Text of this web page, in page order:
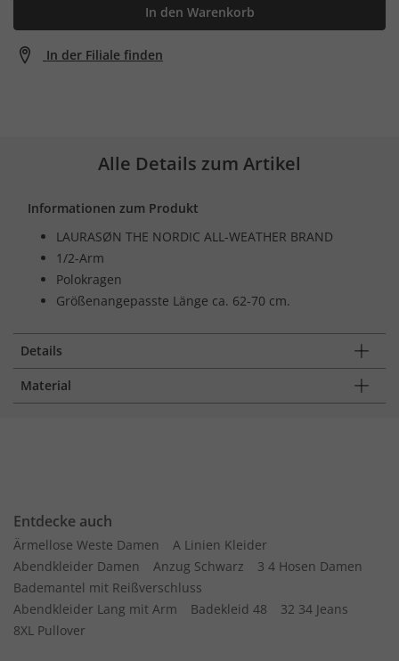
In den Warenkorb
In der Filiale finden
Alle Details zum Artikel
Informationen zum Produkt
LAURASØN THE NORDIC ALL-WEATHER BRAND
1/2-Arm
Polokragen
Größenangepasste Länge ca. 62-70 cm.
Details
Material
Entdecke auch
Ärmellose Weste Damen
A Linien Kleider
Abendkleider Damen
Anzug Schwarz
3 4 Hosen Damen
Bademantel mit Reißverschluss
Abendkleider Lang mit Arm
Badekleid 48
32 34 Jeans
8XL Pullover